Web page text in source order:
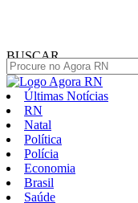
BUSCAR
Últimas Notícias
RN
Natal
Política
Polícia
Economia
Brasil
Saúde